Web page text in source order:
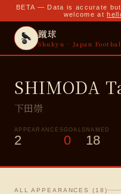
BETA — Data is accurate
welcome at
蹴球
Shukyu · Japan
SHIMODA
下田崇
APPEARANCES
2
GOALS
0
NAMED
18
ALL APPEARANCES ( 18 )